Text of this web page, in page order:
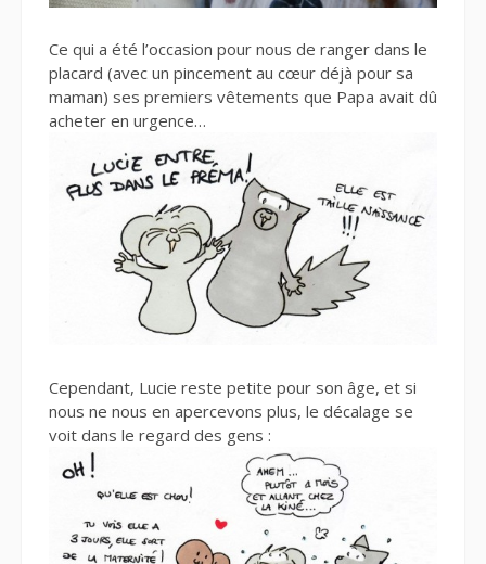
Ce qui a été l’occasion pour nous de ranger dans le
placard (avec un pincement au cœur déjà pour sa
maman) ses premiers vêtements que Papa avait dû
acheter en urgence…
Cependant, Lucie reste petite pour son âge, et si
nous ne nous en apercevons plus, le décalage se
voit dans le regard des gens :